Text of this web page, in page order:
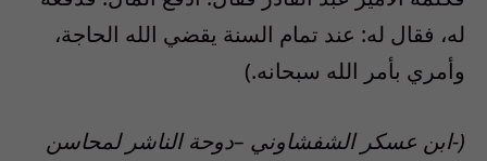
له، فقال له: عند تمام السنة يقضي الله الحاجة،
وأمري بأمر الله سبحانه.)
(-ابن عسكر الشفشاوني –دوحة الناشر لمحاسن